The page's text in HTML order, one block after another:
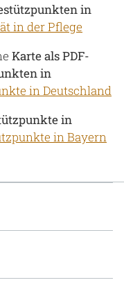
in
in der Pflege
Karte als PDF-
in
in Deutschland
in
in Bayern